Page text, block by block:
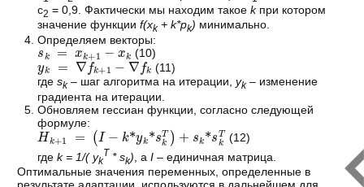
c2 = 0,9. Фактически мы находим такоеkпри котором
значение функцииf(xk+ k*pk) минимально.
Определяем векторы:
sk = xk+1− xk (10)
yk = ∇fk+1 ∇fk
(11)
гдеsk– шаг алгоритма на итерации,yk– изменение
градиента на итерации.
Обновляем гессиан функции, согласно следующей
формуле:
Hk+1 = I − k k *s T+sk s T
(12)
гдеk = 1/( yk
T * sk) , аI – единичная матрица.
Оптимальные значения переменных, определенные в